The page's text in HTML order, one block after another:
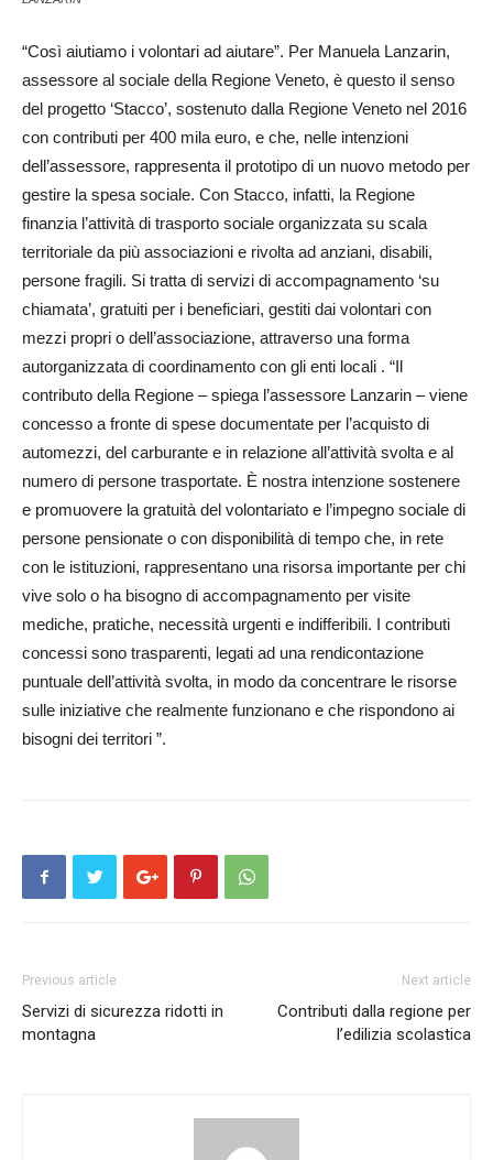
“Così aiutiamo i volontari ad aiutare”. Per Manuela Lanzarin,
assessore al sociale della Regione Veneto, è questo il senso
del progetto ‘Stacco’, sostenuto dalla Regione Veneto nel 2016
con contributi per 400 mila euro, e che, nelle intenzioni
dell’assessore, rappresenta il prototipo di un nuovo metodo per
gestire la spesa sociale. Con Stacco, infatti, la Regione
finanzia l’attività di trasporto sociale organizzata su scala
territoriale da più associazioni e rivolta ad anziani, disabili,
persone fragili. Si tratta di servizi di accompagnamento ‘su
chiamata’, gratuiti per i beneficiari, gestiti dai volontari con
mezzi propri o dell’associazione, attraverso una forma
autorganizzata di coordinamento con gli enti locali . “Il
contributo della Regione – spiega l’assessore Lanzarin – viene
concesso a fronte di spese documentate per l’acquisto di
automezzi, del carburante e in relazione all’attività svolta e al
numero di persone trasportate. È nostra intenzione sostenere
e promuovere la gratuità del volontariato e l’impegno sociale di
persone pensionate o con disponibilità di tempo che, in rete
con le istituzioni, rappresentano una risorsa importante per chi
vive solo o ha bisogno di accompagnamento per visite
mediche, pratiche, necessità urgenti e indifferibili. I contributi
concessi sono trasparenti, legati ad una rendicontazione
puntuale dell’attività svolta, in modo da concentrare le risorse
sulle iniziative che realmente funzionano e che rispondono ai
bisogni dei territori ”.
Previous article
Servizi di sicurezza ridotti in
montagna
Next article
Contributi dalla regione per
l’edilizia scolastica